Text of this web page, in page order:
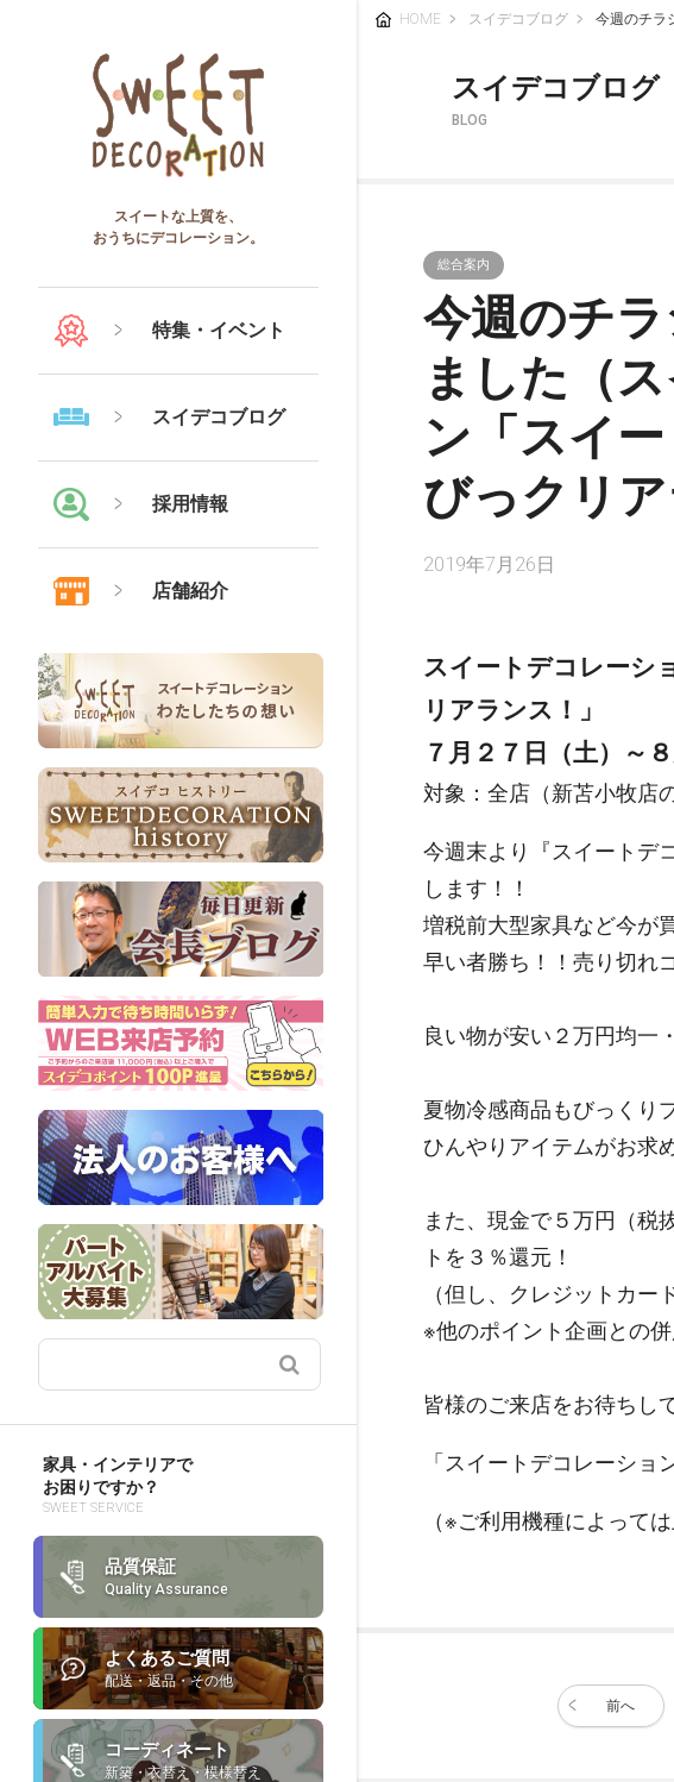
スイートな上質を、
おうちにデコレーション。
特集・イベント
スイデコブログ
採用情報
店舗紹介
家具・インテリアで
お困りですか？
SWEET SERVICE
品質保証
Quality Assurance
よくあるご質問
配送・返品・その他
コーディネート
新築・衣替え・模様替え
HOME スイデコブログ 今週のチラ
スイデコブログ
BLOG
総合案内
今週のチ
ました（
ン「スイ
びっクリア
2019年7月26日
スイートデコレーシ
リアランス！」
７月２７日（土）～
対象：全店（新苫小牧店
今週末より『スイートデ
します！！
増税前大型家具など今が
早い者勝ち！！売り切れ
良い物が安い２万円均一
夏物冷感商品もびっくり
ひんやりアイテムがお求
また、現金で５万円（税
トを３％還元！
（但し、クレジットカー
※他のポイント企画との
皆様のご来店をお待ちし
「スイートデコレーシ
（※ご利用機種によって
前へ